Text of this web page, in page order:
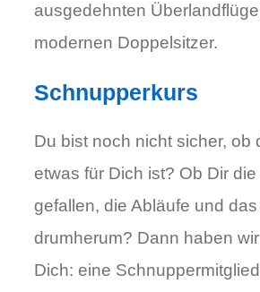
ausgedehnten
modernen Doppelsitzer.
Schnupperkurs
Du bist noch nicht sicher, ob
etwas für Dich ist? Ob Dir
gefallen, die Abläufe und
drumherum? Dann haben
Dich: eine